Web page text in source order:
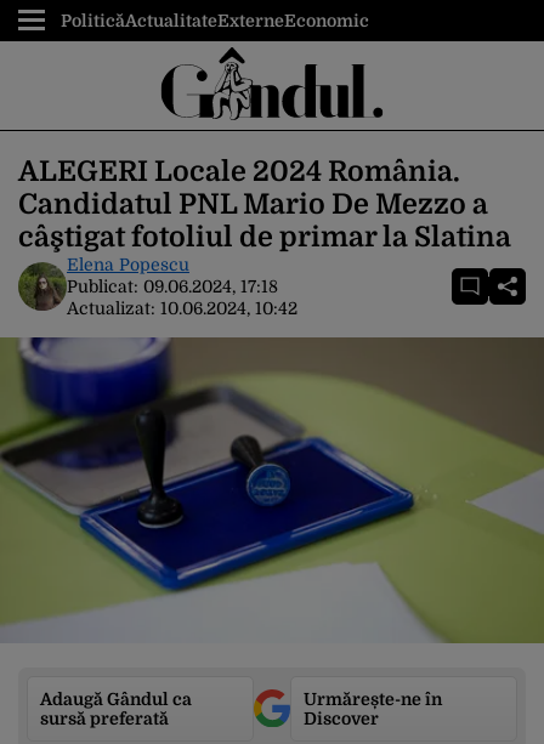
PoliticăActualitateExterneEconomic
ALEGERI Locale 2024 România.
Candidatul PNL Mario De Mezzo a
câştigat fotoliul de primar la Slatina
Elena Popescu
Publicat: 09.06.2024, 17:18
Actualizat: 10.06.2024, 10:42
Adaugă Gândul ca
sursă preferată
Urmărește-ne în
Discover